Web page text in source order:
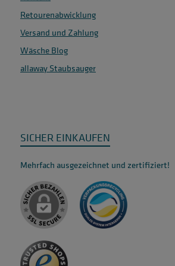
Retourenabwicklung
Versand und Zahlung
Wäsche Blog
allaway Staubsauger
SICHER EINKAUFEN
Mehrfach ausgezeichnet und zertifiziert!